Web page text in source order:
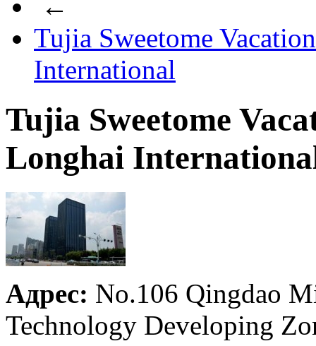
Tujia Sweetome
International
Tujia Sweetome
Longhai
Адрес: No.106 Qingdao
Technology Developing